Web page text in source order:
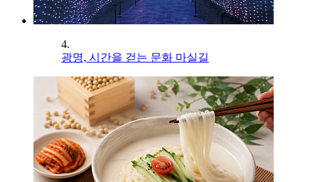
4.
광명, 시간을 걷는 문화 마실길